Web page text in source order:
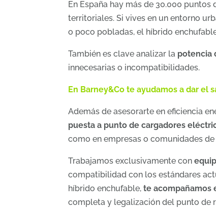
En España hay más de 30.000
territoriales. Si vives en un entorno
o poco pobladas, el híbrido
También es clave analizar la potencia
innecesarias o incompatibilidades.
En Barney&Co te ayudamos a dar el
Además de asesorarte en eficiencia
puesta a punto de cargadores
como en empresas o comunidades de
Trabajamos exclusivamente con
compatibilidad con los estándares
híbrido enchufable,te acompañamos
completa y legalización del punto de